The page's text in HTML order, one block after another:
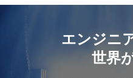
エンジニ
世界